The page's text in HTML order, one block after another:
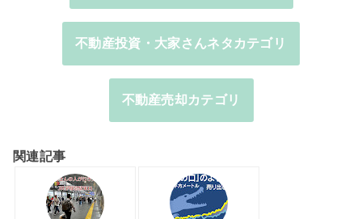
不動産投資・大家さんネタカテゴリ
不動産売却カテゴリ
関連記事